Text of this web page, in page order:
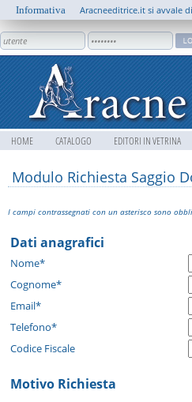
HOME CATALOGO EDITORI IN VETRINA
Modulo Richiesta Saggio
I campi contrassegnati con un asterisco sono
Dati anagrafici
Nome*
Cognome*
Email*
Telefono*
Codice Fiscale
Motivo Richiesta
Informativa Aracneeditrice.it si avvale